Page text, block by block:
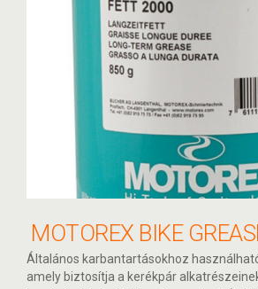
Általános karbantartásokhoz
amely biztosítja a kerékpár